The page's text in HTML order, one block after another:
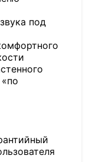
под